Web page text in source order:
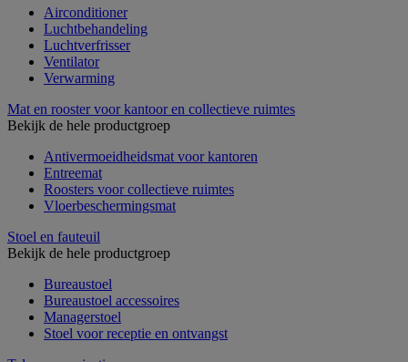
Airconditioner
Luchtbehandeling
Luchtverfrisser
Ventilator
Verwarming
Mat en rooster voor kantoor en collectieve ruimtes
Bekijk de hele productgroep
Antivermoeidheidsmat voor kantoren
Entreemat
Roosters voor collectieve ruimtes
Vloerbeschermingsmat
Stoel en fauteuil
Bekijk de hele productgroep
Bureaustoel
Bureaustoel accessoires
Managerstoel
Stoel voor receptie en ontvangst